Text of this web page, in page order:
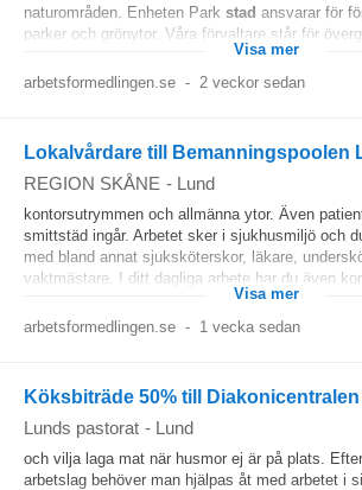
naturområden. Enheten Park stad ansvarar för
parker och grönytor. Våra förvaltare står för
Visa mer
arbetsformedlingen.se - 2 veckor sedan
Lokalvårdare till Bemanningspoolen
REGION SKÅNE - Lund
kontorsutrymmen och allmänna ytor. Även
smittstäd ingår. Arbetet sker i sjukhusmiljö och
med bland annat sjuksköterskor, läkare,
vaktmästare. I ditt dagliga arbete har du även
Visa mer
arbetsformedlingen.se - 1 vecka sedan
Köksbiträde 50% till
Lunds pastorat - Lund
och vilja laga mat när husmor ej är på plats.
arbetslag behöver man hjälpas åt med arbetet i